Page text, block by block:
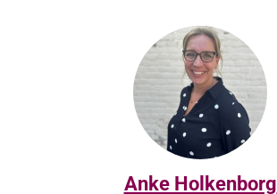
Anke Holkenborg